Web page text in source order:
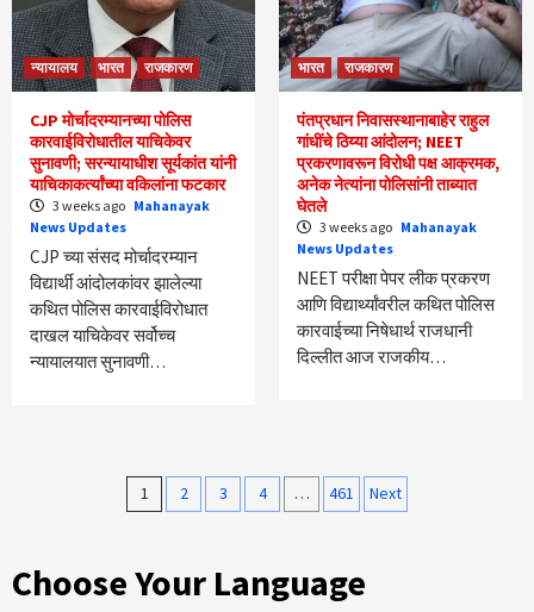
न्यायालय भारत राजकारण
CJP मोर्चादरम्यानच्या पोलिस
कारवाईविरोधातील याचिकेवर
सुनावणी; सरन्यायाधीश सूर्यकांत यांनी
याचिकाकर्त्यांच्या वकिलांना फटकार
3 weeks ago Mahanayak
News Updates
CJP च्या संसद मोर्चादरम्यान
विद्यार्थी आंदोलकांवर झालेल्या
कथित पोलिस कारवाईविरोधात
दाखल याचिकेवर सर्वोच्च
न्यायालयात सुनावणी…
भारत राजकारण
पंतप्रधान निवासस्थानाबाहेर राहुल
गांधींचे ठिय्या आंदोलन; NEET
प्रकरणावरून विरोधी पक्ष आक्रमक,
अनेक नेत्यांना पोलिसांनी ताब्यात
घेतले
3 weeks ago Mahanayak
News Updates
NEET परीक्षा पेपर लीक प्रकरण
आणि विद्यार्थ्यांवरील कथित पोलिस
कारवाईच्या निषेधार्थ राजधानी
दिल्लीत आज राजकीय…
Posts
1 2 3 4 … 461 Next
Choose Your Language